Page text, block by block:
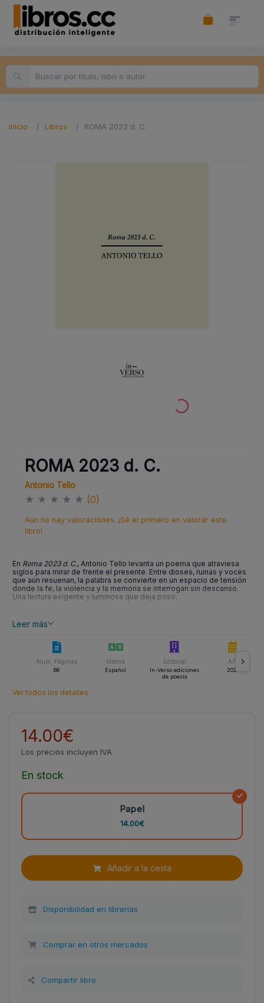
Inicio Libros ROMA 2023 d. C.
ROMA 2023 d. C.
Antonio Tello
★ ★ ★ ★ ★ (0)
Aún no hay valoraciones. ¡Sé el primero en valorar este
libro!
En Roma 2023 d. C., Antonio Tello levanta un poema que atraviesa
siglos para mirar de frente el presente. Entre dioses, ruinas y voces
que aún resuenan, la palabra se convierte en un espacio de tensión
donde la fe, la violencia y la memoria se interrogan sin descanso.
Una lectura exigente y luminosa que deja poso.
Leer más
Num. Páginas
66
Idioma
Español
Editorial
In-Verso ediciones
de poesía
Año
2026
Ver todos los detalles
14.00€
Los precios incluyen IVA
En stock
Papel
14.00€
Añadir a la cesta
Disponibilidad en librerías
Comprar en otros mercados
Compartir libro